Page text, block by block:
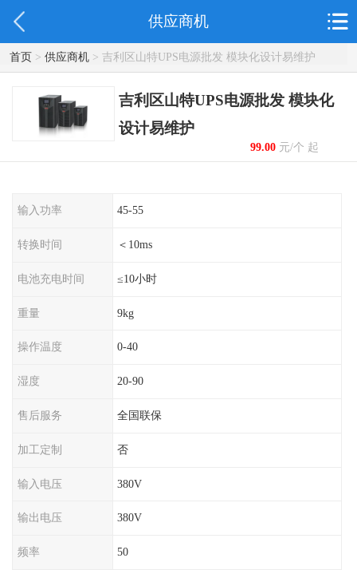
供应商机
首页> 供应商机> 吉利区山特UPS电源批发 模块化设计易维护
吉利区山特UPS电源批发 模块化
设计易维护
99.00元/个 起
输入功率 45-55
转换时间 ＜10ms
电池充电时间 ≤10小时
重量 9kg
操作温度 0-40
湿度 20-90
售后服务 全国联保
加工定制 否
输入电压 380V
输出电压 380V
频率 50